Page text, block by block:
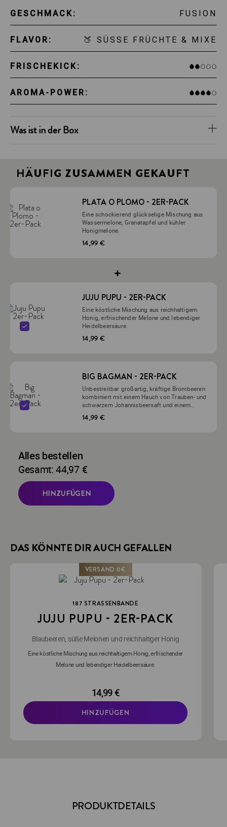
GESCHMACK: FUSION
FLAVOR: 🍑 SÜSSE FRÜCHTE & MIXE
FRISCHEKICK:
AROMA-POWER:
Was ist in der Box
verpackt mit echter, hochwertiger Shisha-Melasse.
HÄUFIG ZUSAMMEN GEKAUFT
PLATA O PLOMO - 2ER-PACK
Eine schockierend glückselige Mischung aus
Wassermelone, Granatapfel und kühler
Honigmelone.
14,99 €
JUJU PUPU - 2ER-PACK
Eine köstliche Mischung aus reichhaltigem
Honig, erfrischender Melone und lebendiger
Heidelbeersäure.
14,99 €
BIG BAGMAN - 2ER-PACK
Unbestreitbar großartig, kräftige Brombeeren
kombiniert mit einem Hauch von Trauben- und
schwarzem Johannisbeersaft und einem
14,99 €
Alles bestellen
Gesamt: 44,97 €
HINZUFÜGEN
DAS KÖNNTE DIR AUCH GEFALLEN
VERSAND 0€
187 STRASSENBANDE
JUJU PUPU - 2ER-PACK
Blaubeeren, süße Melonen und reichhaltiger Honig
Eine köstliche Mischung aus reichhaltigem Honig, erfrischender
Melone und lebendiger Heidelbeersäure.
14,99 €
HINZUFÜGEN
PRODUKTDETAILS